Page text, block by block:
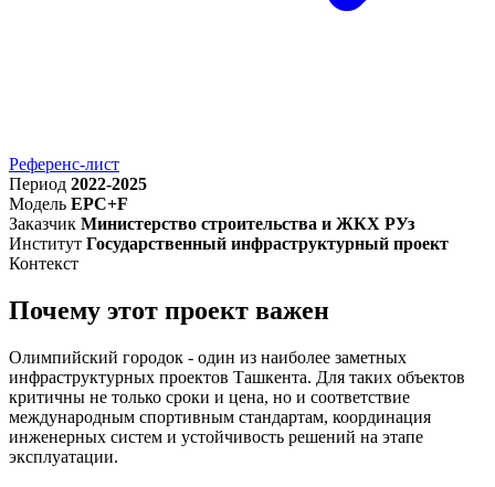
Референс-лист
Период 2022-2025
Модель EPC+F
Заказчик Министерство строительства и ЖКХ РУз
Институт Государственный инфраструктурный проект
Контекст
Почему этот проект важен
Олимпийский городок - один из наиболее заметных
инфраструктурных проектов Ташкента. Для таких объектов
критичны не только сроки и цена, но и соответствие
международным спортивным стандартам, координация
инженерных систем и устойчивость решений на этапе
эксплуатации.